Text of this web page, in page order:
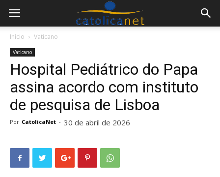
Início Vaticano
Vaticano
Hospital Pediátrico do Papa
assina acordo com instituto
de pesquisa de Lisboa
Por CatolicaNet - 30 de abril de 2026